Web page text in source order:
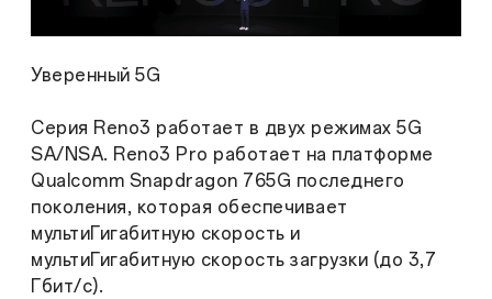
Уверенный 5G
Серия Reno3 работает в двух режимах 5G
SA/NSA. Reno3 Pro работает на платформе
Qualcomm Snapdragon 765G последнего
поколения, которая обеспечивает
мультиГигабитную скорость и
мультиГигабитную скорость загрузки (до 3,7
Гбит/с).